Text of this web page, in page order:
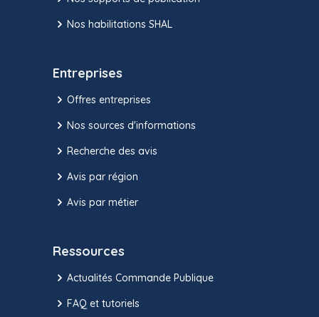
Nos habilitations SHAL
Entreprises
Offres entreprises
Nos sources d'informations
Recherche des avis
Avis par région
Avis par métier
Ressources
Actualités Commande Publique
FAQ et tutoriels